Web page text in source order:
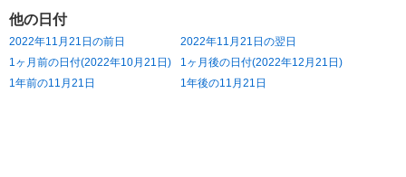
他の日付
2022年11月21日の前日
2022年11月21日の翌日
1ヶ月前の日付(2022年10月21日)
1ヶ月後の日付(2022年12月21日)
1年前の11月21日
1年後の11月21日